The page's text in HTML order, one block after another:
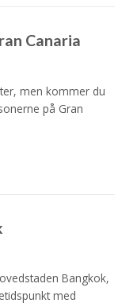
Canaria
men kommer du
på Gran
Bangkok,
med